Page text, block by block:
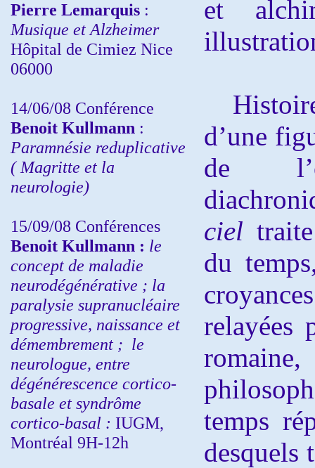
Pierre Lemarquis :
Musique et Alzheimer
Hôpital de Cimiez Nice
06000
14/06/08 Conférence
Benoit Kullmann :
Paramnésie reduplicative
( Magritte et la
neurologie)
15/09/08 Conférences
Benoit Kullmann : le
concept de maladie
neurodégénérative ; la
paralysie supranucléaire
progressive, naissance et
démembrement ; le
neurologue, entre
dégénérescence cortico-
basale et syndrôme
cortico-basal : IUGM,
Montréal 9H-12h
et
d’une
de
ciel
du
relayées
temps
desquels